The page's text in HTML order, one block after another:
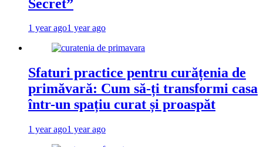
Secret”
1 year ago1 year ago
Sfaturi practice pentru curățenia de
primăvară: Cum să-ți transformi casa
într-un spațiu curat și proaspăt
1 year ago1 year ago